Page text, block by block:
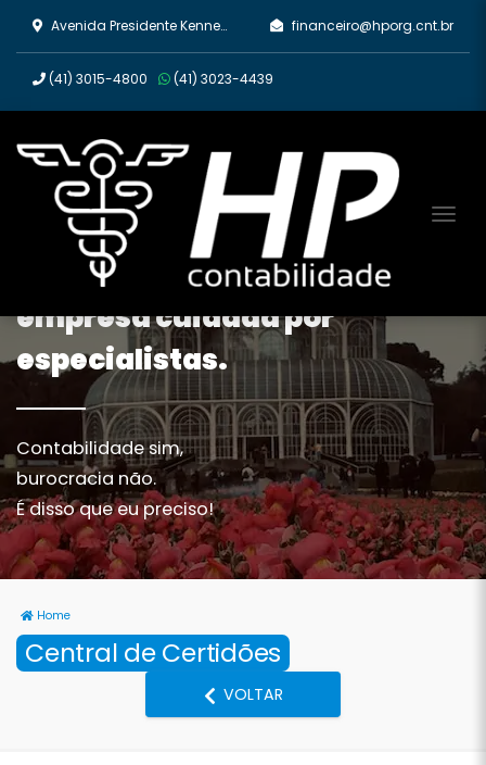
Avenida Presidente Kennedy, 2670 - Rebouças, Curitiba/PR financeiro@hporg.cnt.br
(41) 3015-4800 (41) 3023-4439
Tenha a contabilidade da sua
empresa cuidada por
especialistas.
Contabilidade sim,
burocracia não.
É disso que eu preciso!
Home
Central de Certidões
VOLTAR